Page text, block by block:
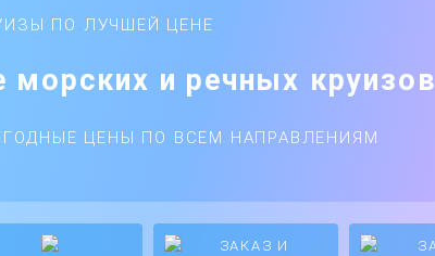
ПО ЛУЧШЕЙ ЦЕНЕ
морских и речных круизов
ЦЕНЫ ПО ВСЕМ НАПРАВЛЕНИЯМ